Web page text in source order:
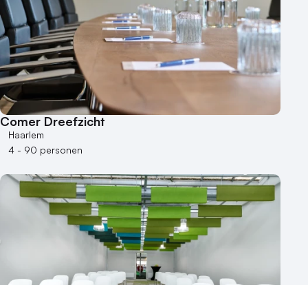
Comer Dreefzicht
Haarlem
4 - 90 personen